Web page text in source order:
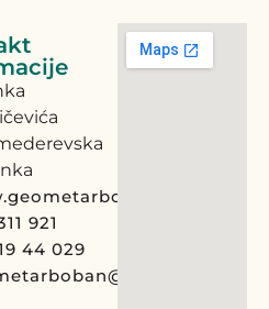
921
44 029